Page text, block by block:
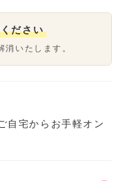
ださい
いたします。
自宅からお手軽オン